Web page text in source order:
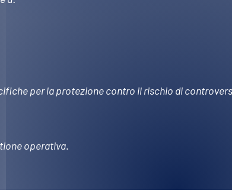
per la protezione contro il rischio di
operativa.